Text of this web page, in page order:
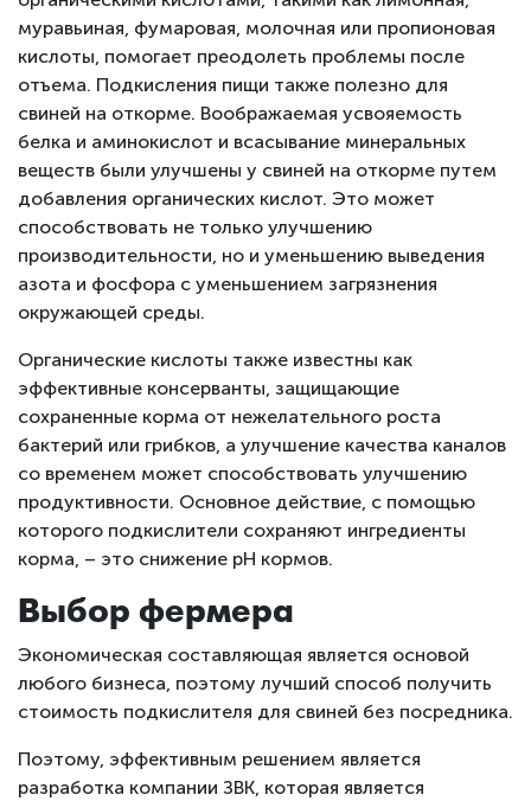
муравьиная, фумаровая, молочная или пропионовая
кислоты, помогает преодолеть проблемы после
отъема. Подкисления пищи также полезно для
свиней на откорме. Воображаемая усвояемость
белка и аминокислот и всасывание минеральных
веществ были улучшены у свиней на откорме путем
добавления органических кислот. Это может
способствовать не только улучшению
производительности, но и уменьшению выведения
азота и фосфора с уменьшением загрязнения
окружающей среды.
Органические кислоты также известны как
эффективные консерванты, защищающие
сохраненные корма от нежелательного роста
бактерий или грибков, а улучшение качества каналов
со временем может способствовать улучшению
продуктивности. Основное действие, с помощью
которого подкислители сохраняют ингредиенты
корма, – это снижение рН кормов.
Выбор фермера
Экономическая составляющая является основой
любого бизнеса, поэтому лучший способ получить
стоимость подкислителя для свиней без посредника.
Поэтому, эффективным решением является
разработка компании ЗВК, которая является